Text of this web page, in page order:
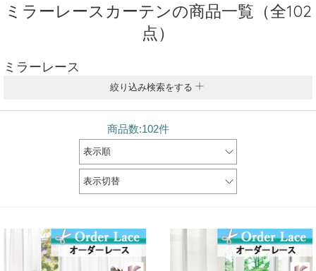
ミラーレースカーテンの商品一覧（全102
点）
ミラーレース
絞り込み検索をする
商品数:102件
表示順
表示切替